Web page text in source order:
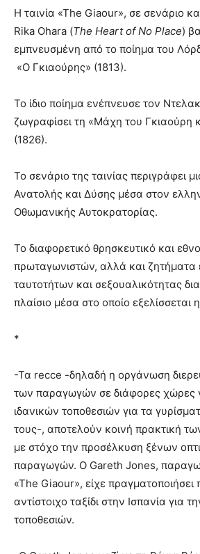
Η ταινία «Τhe Giaour», σε σενάριο
Rika Ohara (The Heart of No Place)
εμπνευσμένη από το ποίημα του
«Ο Γκιαούρης» (1813).
Το ίδιο ποίημα ενέπνευσε τον
ζωγραφίσει τη «Μάχη του Γκιαούρη
(1826).
Το σενάριο της ταινίας περιγράφει
Ανατολής και Δύσης μέσα στον
Οθωμανικής Αυτοκρατορίας.
Το διαφορετικό θρησκευτικό και
πρωταγωνιστών, αλλά και
ταυτοτήτων και σεξουαλικότητας
πλαίσιο μέσα στο οποίο εξελίσσεται
*
-Τα recce -δηλαδή η οργάνωση
των παραγωγών σε διάφορες χώρες
ιδανικών τοποθεσιών για τα
τους-, αποτελούν κοινή πρακτική
με στόχο την προσέλκυση ξένων
παραγωγών. Ο Gareth Jones,
«Τhe Giaour», είχε
αντίστοιχο ταξίδι στην Ισπανία για
τοποθεσιών.